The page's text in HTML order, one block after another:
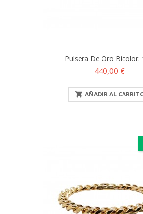
Pulsera De Oro Bicolor.
Precio
440,00 €
 AÑADIR AL